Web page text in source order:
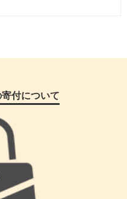
付について